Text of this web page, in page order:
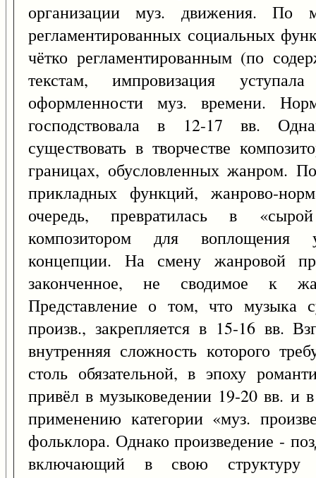
организации муз. движения. По
регламентированных социальных
чётко регламентированным (по
текстам, импровизация
оформленности муз. времени.
господствовала в 12-17 вв.
существовать в творчестве
границах, обусловленных жанром.
прикладных функций, жанрово-
очередь, превратилась в
композитором для воплощения
концепции. На смену жанровой
законченное, не сводимое к
Представление о том, что музыка
произв., закрепляется в 15-16 вв.
внутренняя сложность которого
столь обязательной, в эпоху
привёл в музыковедении 19-20 вв. и
применению категории «муз.
фольклора. Однако произведение -
включающий в свою структуру